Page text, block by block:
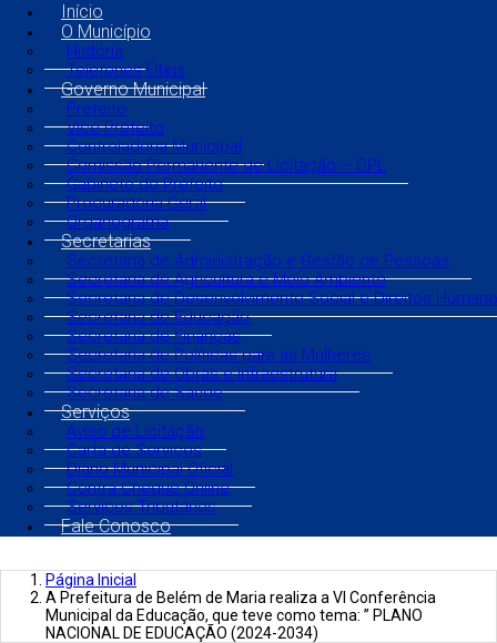
Início
O Município
História
Telefones Úteis
Governo Municipal
Prefeito
Vice Prefeito
Controladoria Municipal
Comissão Permanente de Licitação – CPL
Gabinete do Prefeito
Procuradoria Geral
Organograma
Secretarias
Secretaria de Administração e Gestão de Pessoas
Secretaria de Agricultura e Meio Ambiente
Secretaria de Desenvolvimento Social e Direitos
Secretaria de Educação
Secretaria de Finanças
Secretaria de Políticas para as Mulheres
Secretaria de Obras e Infraestrutura
Secretaria de Saúde
Serviços
Aviso de Licitação
Carta de Serviços
Diário Municipal Oficial
Contra Cheque Online
Serviços Tributários
Fale Conosco
Página Inicial
A Prefeitura de Belém de Maria realiza a VI Conferência
Municipal da Educação, que teve como tema: ” PLANO
NACIONAL DE EDUCAÇÃO (2024-2034)